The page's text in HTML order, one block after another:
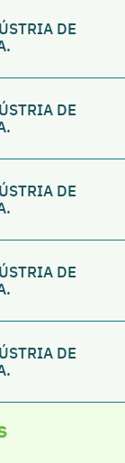
DE
DE
DE
DE
DE